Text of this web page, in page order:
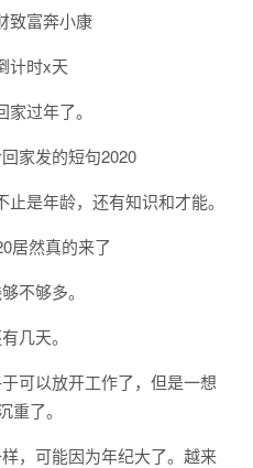
致富奔小康
计时x天
过年了。
是年龄，还有知识和才能。
居然真的来了
不够多。
几天。
可以放开工作了，但是一想
了。
，可能因为年纪大了。越来